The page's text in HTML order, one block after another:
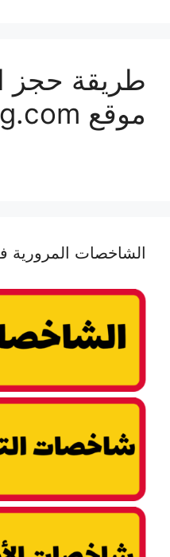
طريقة حجز
موقع www.booking.com
الشاخصات المرورية